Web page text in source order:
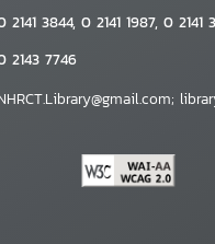
2141 3844, 0 2141 1987, 0 2141
2143 7746